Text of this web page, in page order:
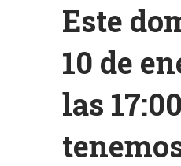
Este
10 de
las